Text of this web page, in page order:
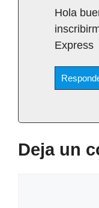
Hola
Express
Deja un